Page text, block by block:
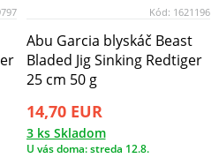
Kód: 1621196
Abu Garcia blyskáč Beast
Bladed Jig Sinking Redtiger
25 cm 50 g
14,70 EUR
3 ks Skladom
U vás doma: streda 12.8.